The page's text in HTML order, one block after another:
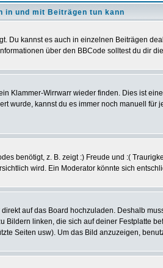
in und mit Beiträgen tun kann
Du kannst es auch in einzelnen Beiträgen
über den BBCode solltest du dir
Klammer-Wirrwarr wieder finden. Dies ist eine
wurde, kannst du es immer noch manuell
benötigt, z. B. zeigt :) Freude und :(
wird. Ein Moderator könnte sich
auf das Board hochzuladen. Deshalb
linken, die sich auf deiner Festplatte
Seiten usw). Um das Bild anzuzeigen,